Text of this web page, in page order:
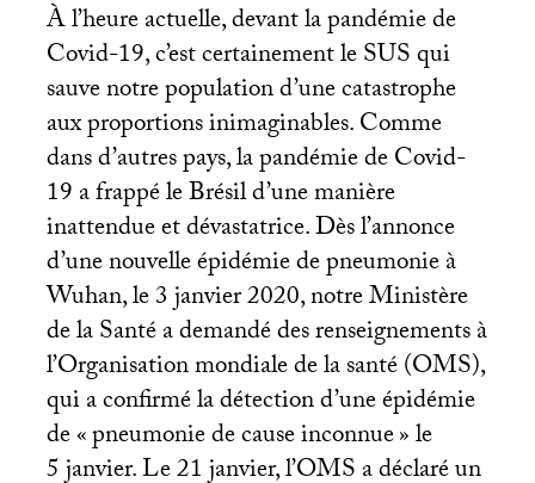
À l’heure actuelle, devant la pandémie de
Covid-19, c’est certainement leSUSqui
sauve notre population d’une catastrophe
aux proportions inimaginables. Comme
dans d’autres pays, la pandémie de Covid-
19 a frappé le Brésil d’une manière
inattendue et dévastatrice. Dès l’annonce
d’une nouvelle épidémie de pneumonie à
Wuhan, le 3 janvier 2020, notre Ministère
de la Santé a demandé des renseignements à
l’Organisation mondiale de la santé (OMS),
qui a confirmé la détection d’une épidémie
de «pneumonie de cause inconnue» le
5 janvier. Le 21 janvier, l’OMSa déclaré un